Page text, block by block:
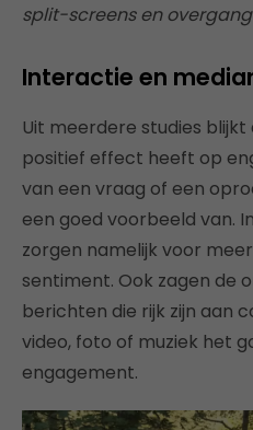
split-screens en
Interactie en
Uit meerdere studies
positief effect heeft op
van een vraag of een
een goed voorbeeld van.
zorgen namelijk voor
sentiment. Ook zagen de
berichten die rijk zijn aan
video, foto of muziek het
engagement.